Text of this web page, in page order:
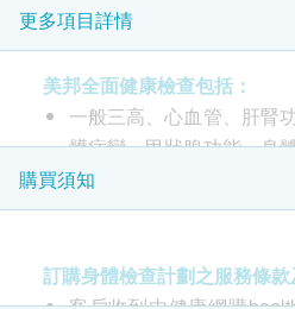
$1000 百佳電子禮券
甲種胚胎蛋白 (肝)
癌胚抗原 (腸癌)
鱗狀細胞癌抗原 (肺癌)
細胞角蛋白19片段(肺)
心臟檢查
乳酸脫氫酶
更多項目詳情
美邦全面健康檢查包括：
一般三高、心血管、肝腎
髒病變、甲狀腺功能、身
扁平足檢查等檢查外。
癌症指標風險評估：肝癌
癌 (頭頸癌)
購買須知
訂購身體檢查計劃之服務條款